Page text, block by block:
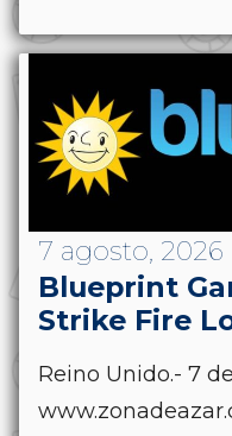
7 agosto, 2026
Blueprint
Strike Fire
Reino Unido.- 7